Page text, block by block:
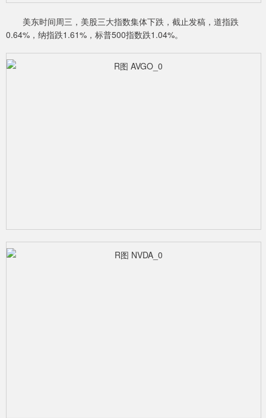
美东时间周三，美股三大指数集体下跌，截止发稿，道指跌
0.64%，纳指跌1.61%，标普500指数跌1.04%。